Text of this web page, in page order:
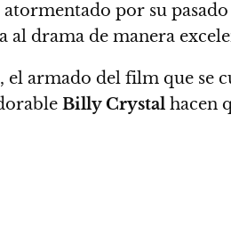
por su
al drama de manera
el armado del film que se
Billy Crystal hacen